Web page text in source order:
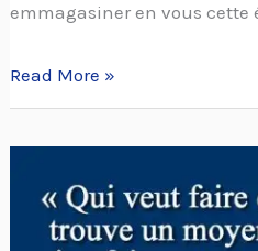
emmagasiner en vous cette
Read More »
veut